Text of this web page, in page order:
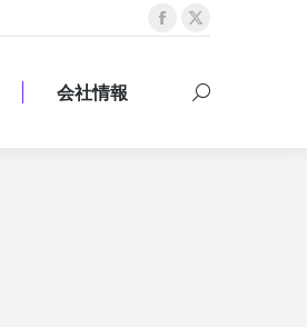
Facebook
opens
X
opens
会社情報 Search:
会社情報 Search: